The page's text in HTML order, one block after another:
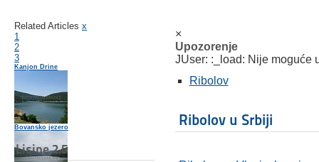
Related Articles x
1
2
3
Kanjon Drine
Bovansko jezero
Lisine 2.5
×
Upozorenje
JUser: :_load: Nije moguće
Ribolov
Ribolov u Srbiji